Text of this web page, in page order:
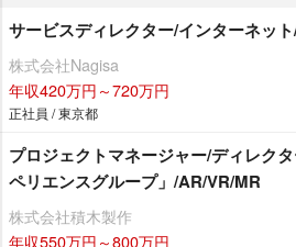
サービスディレクター/インターネッ
株式会社Nagisa
年収420万円～720万円
正社員 / 東京都
プロジェクトマネージャー/ディレク
ペリエンスグループ」/AR/VR/MR
株式会社積木製作
年収550万円～800万円